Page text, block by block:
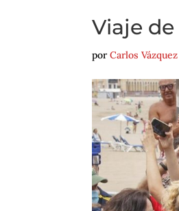
Viaje
porCarlos Vázquez